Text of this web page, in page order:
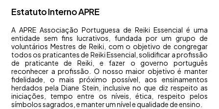
Estatuto Interno APRE
A APRE Associação Portuguesa de Reiki Essencial é uma
entidade sem fins lucrativos, fundada por um grupo de
voluntários Mestres de Reiki, com o objetivo de congregar
todos os praticantes de Reiki Essencial, solidificar a profissão
de praticante de Reiki, e fazer o governo português
reconhecer a profissão. O nosso maior objetivo é manter
fidelidade, o mais próximo possível, aos ensinamentos
herdados pela Diane Stein, inclusive no que diz respeito as
iniciações, tempo entre os níveis, ética, respeito pelos
símbolos sagrados, e manter um nível e qualidade de ensino.